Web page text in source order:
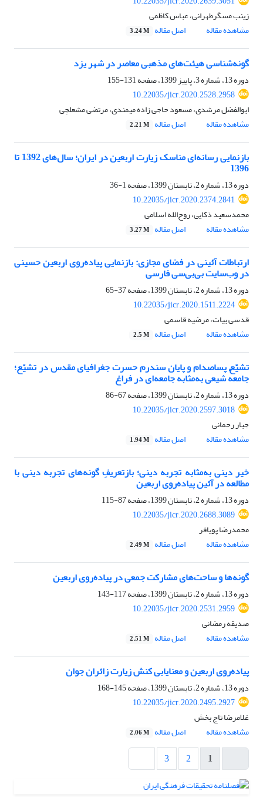
زینب مسگرطهرانی، عباس کاظمی
مشاهده مقاله
اصل مقاله 3.24 M
گونه‌شناسی هیئت‌های مذهبی معاصر در شهر یزد
دوره 13، شماره 3، پاییز 1399، صفحه
131-155
10.22035/jicr.2020.2528.2958
ابوالفضل مرشدی، مسعود حاجی زاده میمندی، مرتضی مشعلچی
مشاهده مقاله
اصل مقاله 2.21 M
بازنمایی رسانه‌‏ای مناسک زیارت اربعین در ایران؛ سال‏‌های 1392 تا
1396
دوره 13، شماره 2، تابستان 1399، صفحه
1-36
10.22035/jicr.2020.2374.2841
محمدسعید ذکایی، روح‌الله اسلامی
مشاهده مقاله
اصل مقاله 3.27 M
ارتباطات آئینی در فضای مجازی: بازنمایی پیاده‌روی اربعین حسینی
در وب‌سایت بی‌بی‌سی فارسی
دوره 13، شماره 2، تابستان 1399، صفحه
37-65
10.22035/jicr.2020.1511.2224
قدسی بیات، مرضیه قاسمی
مشاهده مقاله
اصل مقاله 2.5 M
تشیّع پساصدام و پایان سندرم حسرت جغرافیای مقدس در تشیّع؛
جامعهٔ شیعی به‌مثابه جامعه‌ای در فراغ
دوره 13، شماره 2، تابستان 1399، صفحه
67-86
10.22035/jicr.2020.2597.3018
جبار رحمانی
مشاهده مقاله
اصل مقاله 1.94 M
خیر دینی به‌مثابه تجربه دینی؛ بازتعریفِ گونه‌های تجربه دینی با
مطالعه در آئین پیاده‌روی اربعین
دوره 13، شماره 2، تابستان 1399، صفحه
87-115
10.22035/jicr.2020.2688.3089
محمدرضا پویافر
مشاهده مقاله
اصل مقاله 2.49 M
گونه‌ها و ساحت‌های مشارکت جمعی در پیاده‌روی اربعین
دوره 13، شماره 2، تابستان 1399، صفحه
117-143
10.22035/jicr.2020.2531.2959
صدیقه رمضانی
مشاهده مقاله
اصل مقاله 2.51 M
پیاده‌روی اربعین و معنایابی کنش زیارت زائران جوان
دوره 13، شماره 2، تابستان 1399، صفحه
145-168
10.22035/jicr.2020.2495.2927
غلامرضا تاج بخش
مشاهده مقاله
اصل مقاله 2.06 M
1
2
3